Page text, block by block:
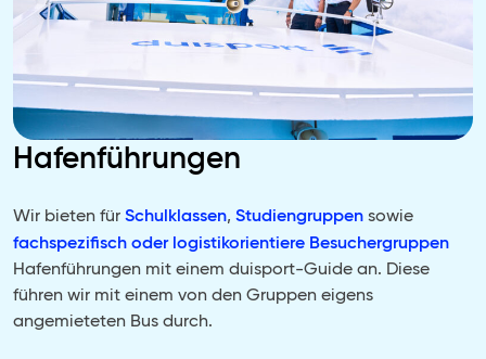
Hafenführungen
Wir bieten für Schulklassen, Studiengruppen sowie
fachspezifisch oder logistikorientiere Besuchergruppen
Hafenführungen mit einem duisport-Guide an. Diese
führen wir mit einem von den Gruppen eigens
angemieteten Bus durch.